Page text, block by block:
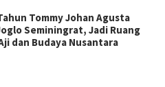
Tommy Johan Agusta
Seminingrat, Jadi Ruang
dan Budaya Nusantara